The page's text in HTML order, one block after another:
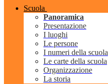
Scuola
Panoramica
Presentazione
I luoghi
Le persone
I numeri della scuola
Le carte della scuola
Organizzazione
La storia